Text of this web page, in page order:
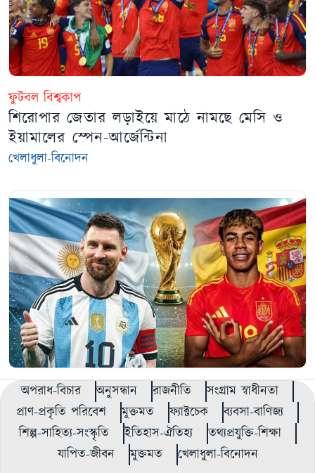
ফুটবল বিশ্বকাপ
শিরোপার জেতার লড়াইয়ে মাঠে নামছে মেসি ও
ইয়ামালের স্পেন-আর্জেন্টিনা
খেলাধুলা-বিনোদন
অপরাধ-বিচার অনুসন্ধান রাজনীতি
সংগ্রাম স্বাধীনতা
প্রাণ-প্রকৃতি পরিবেশ
মুক্তমত ফ্যাক্টচেক
ব্যবসা-বাণিজ্য
শিল্প-সাহিত্য-সংস্কৃতি
ইতিহাস-ঐতিহ্য
তথ্যপ্রযুক্তি-শিক্ষা
যাপিত-জীবন
মুক্তমত খেলাধুলা-বিনোদন